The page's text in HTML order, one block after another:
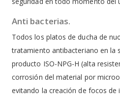
Anti bacterias.
Todos los platos de ducha de
tratamiento antibacteriano en la
producto ISO-NPG-H (alta
corrosión del material por
evitando la creación de focos